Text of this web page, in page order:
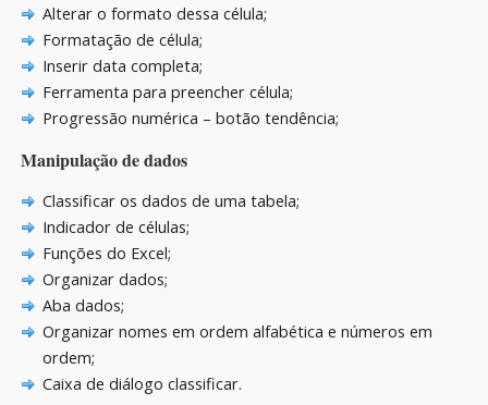
Alterar o formato dessa célula;
Formatação de célula;
Inserir data completa;
Ferramenta para preencher célula;
Progressão numérica – botão tendência;
Manipulação de dados
Classificar os dados de uma tabela;
Indicador de células;
Funções do Excel;
Organizar dados;
Aba dados;
Organizar nomes em ordem alfabética e números em
ordem;
Caixa de diálogo classificar.